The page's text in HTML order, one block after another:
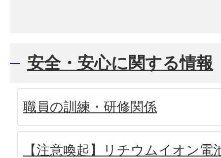
安全・安心に関する情報
職員の訓練・研修関係
【注意喚起】リチウムイオン